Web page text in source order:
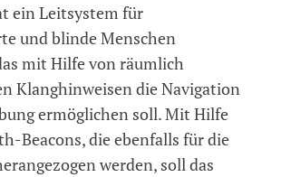
ein Leitsystem für
und blinde Menschen
mit Hilfe von räumlich
Klanghinweisen die Navigation
ermöglichen soll. Mit Hilfe
Beacons, die ebenfalls für die
werden, soll das